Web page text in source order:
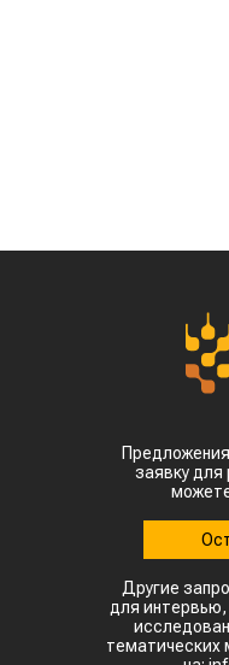
заявку
Другие
для
тематических